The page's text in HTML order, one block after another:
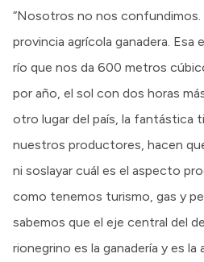
“Nosotros no nos confundimos.
provincia agrícola ganadera. Esa
río que nos da 600 metros
por año, el sol con dos horas
otro lugar del país, la fantástica
nuestros productores, hacen
ni soslayar cuál es el aspecto
como tenemos turismo, gas y
sabemos que el eje central del
rionegrino es la ganadería y es la